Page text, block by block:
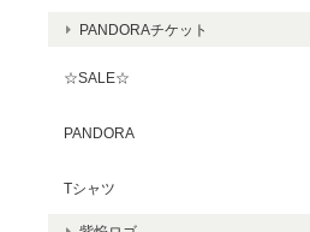
PANDORAチケット
☆SALE☆
PANDORA
Tシャツ